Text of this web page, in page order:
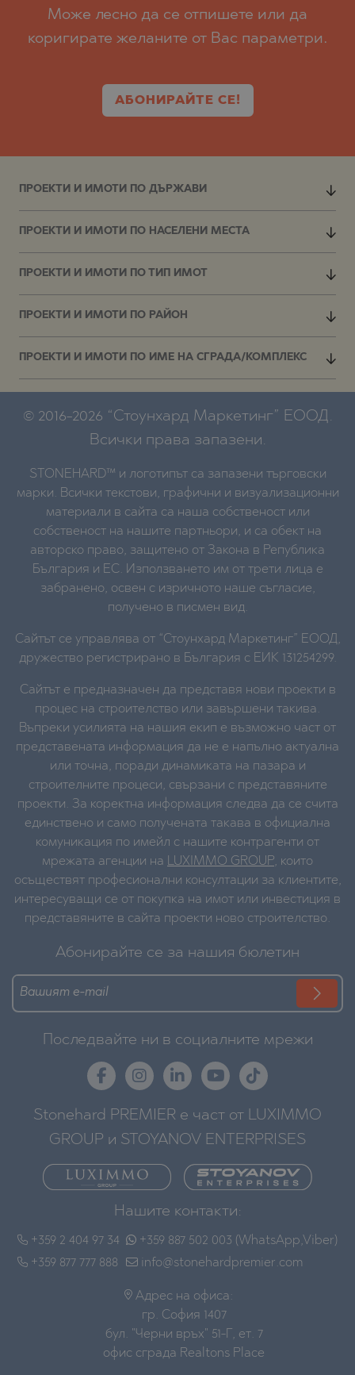
Може лесно да се отпишете или да
коригирате желаните от Вас параметри.
АБОНИРАЙТЕ СЕ!
ПРОЕКТИ И ИМОТИ ПО ДЪРЖАВИ
ПРОЕКТИ И ИМОТИ ПО НАСЕЛЕНИ МЕСТА
ПРОЕКТИ И ИМОТИ ПО ТИП ИМОТ
ПРОЕКТИ И ИМОТИ ПО РАЙОН
ПРОЕКТИ И ИМОТИ ПО ИМЕ НА СГРАДА/КОМПЛЕКС
© 2016-2026 “Стоунхард Маркетинг” ЕООД.
Всички права запазени.
STONEHARD™ и логотипът са запазени търговски
марки. Всички текстови, графични и визуализационни
материали в сайта са наша собственост или
собственост на нашите партньори, и са обект на
авторско право, защитено от Закона в Република
България и ЕС. Използването им от трети лица е
забранено, освен с изричното наше съгласие,
получено в писмен вид.
Сайтът се управлява от “Стоунхард Маркетинг” ЕООД,
дружество регистрирано в България с ЕИК 131254299.
Сайтът е предназначен да представя нови проекти в
процес на строителство или завършени такива.
Въпреки усилията на нашия екип е възможно част от
представената информация да не е напълно актуална
или точна, поради динамиката на пазара и
строителните процеси, свързани с представяните
проекти. За коректна информация следва да се счита
единствено и само получената такава в официална
комуникация по имейл с нашите контрагенти от
мрежата агенции на LUXIMMO GROUP, които
осъществят професионални консултации за клиентите,
интересуващи се от покупка на имот или инвестиция в
представяните в сайта проекти ново строителство.
Абонирайте се за нашия бюлетин
Последвайте ни в социалните мрежи
Stonehard PREMIER е част от LUXIMMO
GROUP и STOYANOV ENTERPRISES
Нашите контакти:
+359 2 404 97 34
+359 877 777 888
+359 887 502 003 (WhatsApp,Viber)
info@stonehardpremier.com
Адрес на офиса:
гр. София 1407
бул. "Черни връх" 51-Г, ет. 7
офис сграда Realtons Place